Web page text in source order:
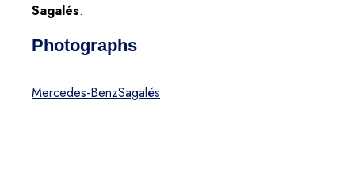
Sagalés.
Photographs
Mercedes-BenzSagalés